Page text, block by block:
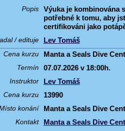
Popis
Výuka je kombinována
potřebné k tomu, aby
certifikováni jako
/ edituje Lev Tomáš
Cena kurzu Manta a Seals Dive
Termín 07.07.2026 v 18:00h.
Instruktor Lev Tomáš
Cena kurzu 13990
konání Manta a Seals Dive
Kontakt Manta a Seals Dive